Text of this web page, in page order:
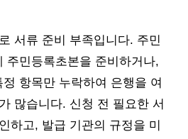
서류 준비 부족입니다. 주민
주민등록초본을 준비하거나,
항목만 누락하여 은행을 여
많습니다. 신청 전 필요한 서
하고, 발급 기관의 규정을 미